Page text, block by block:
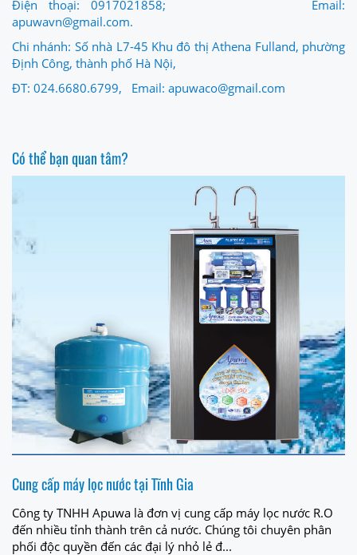
Điện thoại: 0917021858; Email:
apuwavn@gmail.com.
Chi nhánh: Số nhà L7-45 Khu đô thị Athena Fulland, phường
Định Công, thành phố Hà Nội,
ĐT: 024.6680.6799, Email: apuwaco@gmail.com
Có thể bạn quan tâm?
Cung cấp máy lọc nước tại Tĩnh Gia
Công ty TNHH Apuwa là đơn vị cung cấp máy lọc nước R.O
đến nhiều tỉnh thành trên cả nước. Chúng tôi chuyên phân
phối độc quyền đến các đại lý nhỏ lẻ đ...